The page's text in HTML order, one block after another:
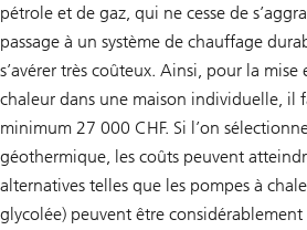
pétrole et de gaz, qui ne cesse de
passage à un système de chauffage
s’avérer très coûteux. Ainsi, pour la
chaleur dans une maison individuelle, il
minimum 27 000 CHF. Si l’on
géothermique, les coûts peuvent
alternatives telles que les pompes à
glycolée) peuvent être